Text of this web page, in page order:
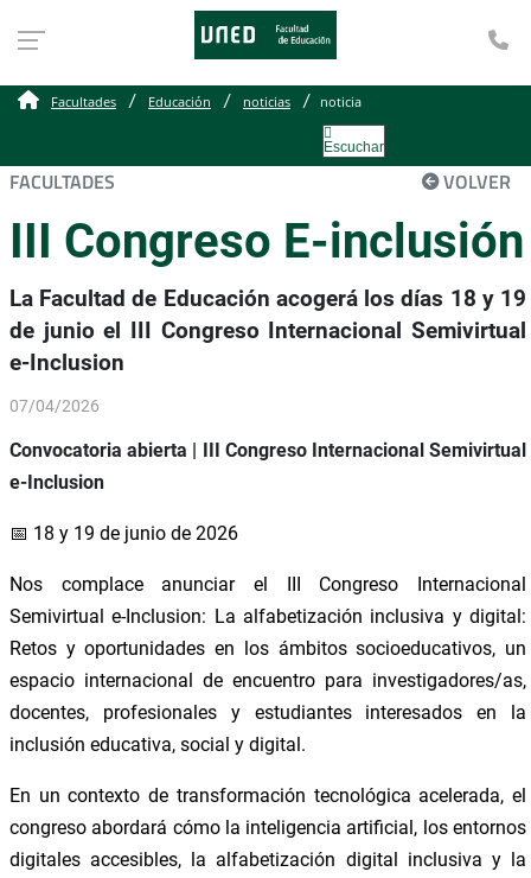
Facultades Educación noticias noticia
Escuchar
FACULTADES VOLVER
III Congreso E-inclusión
La Facultad de Educación acogerá los días 18 y 19
de junio el III Congreso Internacional Semivirtual
e-Inclusion
07/04/2026
Convocatoria abierta | III Congreso Internacional Semivirtual
e-Inclusion
📅 18 y 19 de junio de 2026
Nos complace anunciar el III Congreso Internacional
Semivirtual e-Inclusion: La alfabetización inclusiva y digital:
Retos y oportunidades en los ámbitos socioeducativos, un
espacio internacional de encuentro para investigadores/as,
docentes, profesionales y estudiantes interesados en la
inclusión educativa, social y digital.
En un contexto de transformación tecnológica acelerada, el
congreso abordará cómo la inteligencia artificial, los entornos
digitales accesibles, la alfabetización digital inclusiva y la